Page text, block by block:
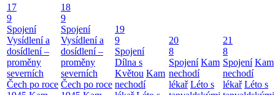
17
9
Spojení
Vysídlení a
dosídlení –
proměny
severních
Čech po roce
18
9
Spojení
Vysídlení a
dosídlení –
proměny
severních
Čech po roce
19
9
Spojení
Dílna s
Květou Kam
nechodí
20
8
Spojení Kam
nechodí
lékař Léto s
21
8
Spojení Kam
nechodí
lékař Léto s